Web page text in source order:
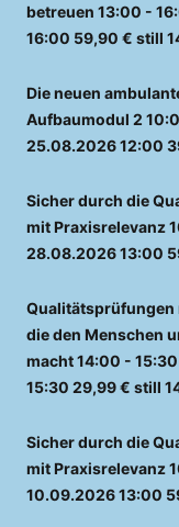
betreuen 13:00 -
16:00 59,90 € still
Die neuen
Aufbaumodul 2
25.08.202612:00
Sicher durch die
mit Praxisrelevanz
28.08.202613:00
Qualitätsprüfungen
die den Menschen
macht14:00 - 15:30
15:30 29,99 € still
Sicher durch die
mit Praxisrelevanz
10.09.202613:00